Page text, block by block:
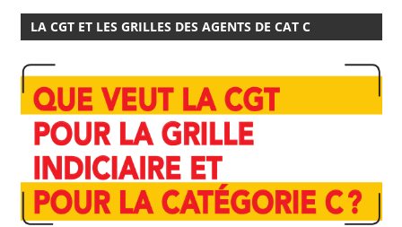
LA CGT ET LES GRILLES DES AGENTS DE CAT C